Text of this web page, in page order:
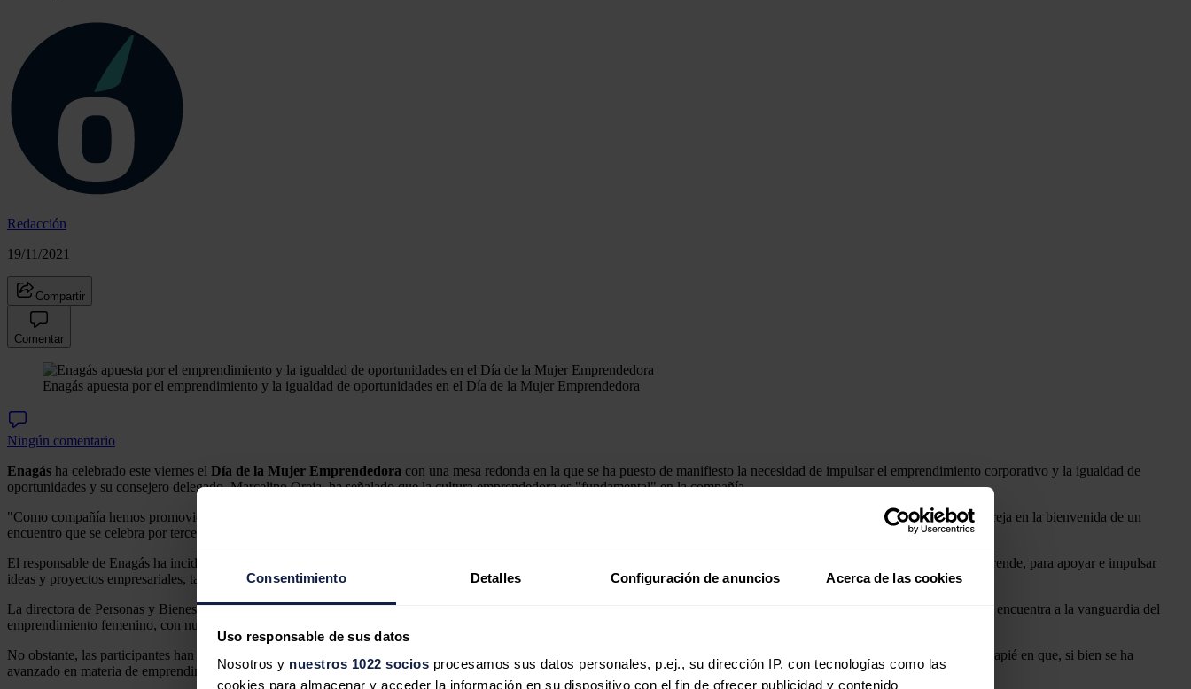
Consentimiento Detalles Configuración de anuncios Acerca de las cookies
Uso responsable de sus datos
Nosotros y nuestros 1022 socios procesamos sus datos personales, p.ej., su dirección IP, con tecnologías como las
cookies para almacenar y acceder la información en su dispositivo con el fin de ofrecer publicidad y contenido
Redacción
19/11/2021
Compartir
Comentar
Enagás apuesta por el emprendimiento y la igualdad de oportunidades en el Día de la Mujer Emprendedora
Ningún comentario
Enagás ha celebrado este viernes el Día de la Mujer Emprendedora con una mesa redonda en la que se ha puesto de manifiesto la necesidad de impulsar el emprendimiento corporativo y la igualdad de
oportunidades y su consejero delegado, Marcelino Oreja, ha señalado que la cultura emprendedora es "fundamental" en la compañía.
"Como compañía hemos promovido mucho el emprendimiento, el intraemprendimiento y el apoyo tanto a emprendedores externos como en inversión a startup", ha explicado Oreja en la bienvenida de un
encuentro que se celebra por tercer año consecutivo para conmemorar el Día de la Mujer Emprendedora, que se celebra a nivel mundial el 19 de noviembre.
El responsable de Enagás ha incidido en que la compañía cuenta con un importante número de mujeres en su ecosistema emprendedor, englobado bajo el programa Enagás Emprende, para apoyar e impulsar
ideas y proyectos empresariales, tanto internos como externos, que contribuyen al proceso de transición ecológica y descarbonización.
La directora de Personas y Bienestar, Susana Toril, ha ejercido de moderadora del encuentro recordando que, según datos de Global Entrepeneurship Monitor (GEM), España se encuentra a la vanguardia del
emprendimiento femenino, con nueve mujeres emprendedoras por cada diez hombres, cuando la media europea es de seis mujeres por cada diez.
No obstante, las participantes han reconocido que esos valores "dependen mucho del sector" y, en ese sentido, la CEO y fundadora de Barter Energy, Isabel Reija, ha hecho hincapié en que, si bien se ha
avanzado en materia de emprendimiento femenino, "hay sectores en los que aún queda mucho por hacer".